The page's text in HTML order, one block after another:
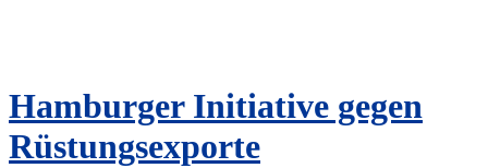
Hamburger Initiative gegen
Rüstungsexporte